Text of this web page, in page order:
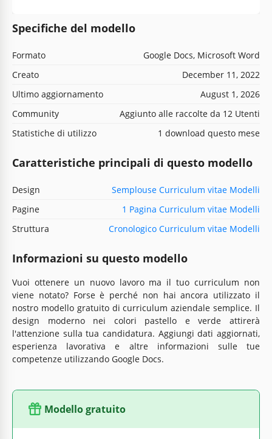
Specifiche del modello
Formato
Google Docs, Microsoft Word
Creato
December 11, 2022
Ultimo aggiornamento
August 1, 2026
Community
Aggiunto alle raccolte da 12 Utenti
Statistiche di utilizzo
1 download questo mese
Caratteristiche principali di questo modello
Design
Semplouse Curriculum vitae Modelli
Pagine
1 Pagina Curriculum vitae Modelli
Struttura
Cronologico Curriculum vitae Modelli
Informazioni su questo modello
Vuoi ottenere un nuovo lavoro ma il tuo curriculum non
viene notato? Forse è perché non hai ancora utilizzato il
nostro modello gratuito di curriculum aziendale semplice. Il
design moderno nei colori pastello e verde attirerà
l'attenzione sulla tua candidatura. Aggiungi dati aggiornati,
esperienza lavorativa e altre informazioni sulle tue
competenze utilizzando Google Docs.
Modello gratuito